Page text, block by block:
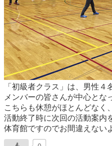
「初級者クラス」は、男性
メンバーの皆さんが中心と
こちらも休憩がほとんどなく
活動終了時に次回の活動案内
体育館ですのでお間違えない